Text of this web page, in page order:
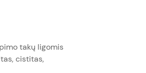
takų ligomis
cistitas,